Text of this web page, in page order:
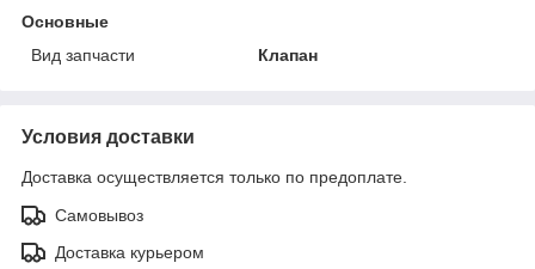
Основные
Вид запчасти
Клапан
Условия доставки
Доставка осуществляется только по предоплате.
Самовывоз
Доставка курьером